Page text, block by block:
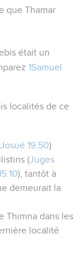
que Thamar
était un
1Samuel
localités de ce
Josué 19.50)
(Juges
), tantôt à
demeurait la
Thimna dans les
localité